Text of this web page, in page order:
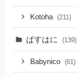
Kotoha (211)
ぱすはに (139)
Babynico (61)